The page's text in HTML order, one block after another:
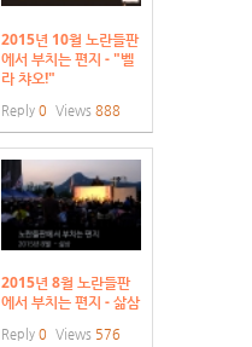
2015년 10월 노란들판
에서 부치는 편지 - "벨
라 챠오!"
Reply 0 Views 888
2015년 8월 노란들판
에서 부치는 편지 - 삶삼
Reply 0 Views 576